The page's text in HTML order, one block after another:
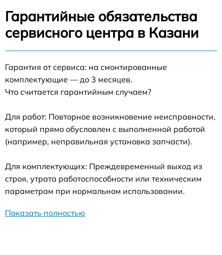
Гарантийные обязательства
сервисного центра в Казани
Гарантия от сервиса: на смонтированные
комплектующие — до 3 месяцев.
Что считается гарантийным случаем?
Для работ: Повторное возникновение неисправности,
который прямо обусловлен с выполненной работой
(например, неправильная установка запчасти).
Для комплектующих: Преждевременный выход из
строя, утрата работоспособности или техническим
параметрам при нормальном использовании.
Показать полностью